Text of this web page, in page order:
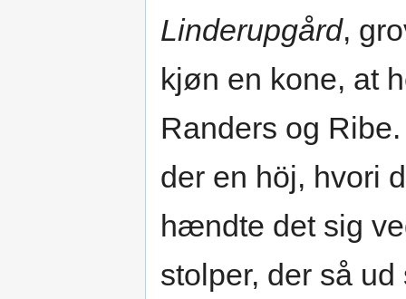
Linderupgård,
kjøn en kone, at
Randers og
der en höj, hvori
hændte det sig
stolper, der så